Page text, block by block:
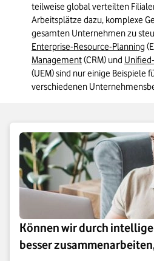
teilweise global verteilten
Arbeitsplätze dazu, komplexe
Enterprise-Resource-Planning
Management (CRM) und
(UEM) sind nur einige Beispiele
verschiedenen
Können wir durch
besser